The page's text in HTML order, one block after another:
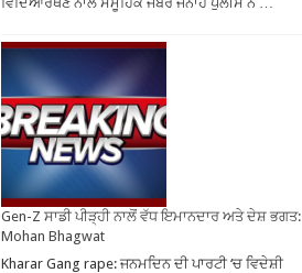
Gen-Z ਸਾਡੀ ਪੀੜ੍ਹੀ ਨਾਲੋਂ ਵੱਧ ਇਮਾਨਦਾਰ ਅਤੇ ਦੇਸ਼ ਭਗਤ:
Mohan Bhagwat
Kharar Gang rape: ਜਨਮਦਿਨ ਦੀ ਪਾਰਟੀ ‘ਚ ਵਿਦੇਸ਼ੀ